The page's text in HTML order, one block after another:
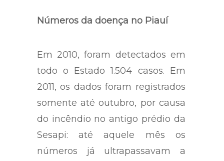
Números da doença no Piauí
Em 2010, foram detectados em
todo o Estado 1.504 casos. Em
2011, os dados foram registrados
somente até outubro, por causa
do incêndio no antigo prédio da
Sesapi: até aquele mês os
números já ultrapassavam a